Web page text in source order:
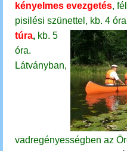
kényelmes evezgetés,
pisilési szünettel, kb. 4
túra, kb. 5
óra.
Látványban,
vadregényességben az